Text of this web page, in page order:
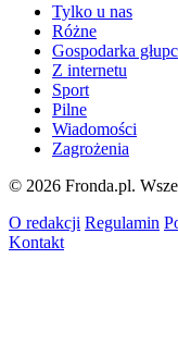
Tylko u nas
Różne
Gospodarka
Z internetu
Sport
Pilne
Wiadomości
Zagrożenia
© 2026 Fronda.pl.
O redakcji Regulamin
Kontakt